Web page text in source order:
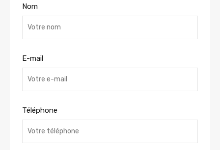
Nom
E-mail
Téléphone